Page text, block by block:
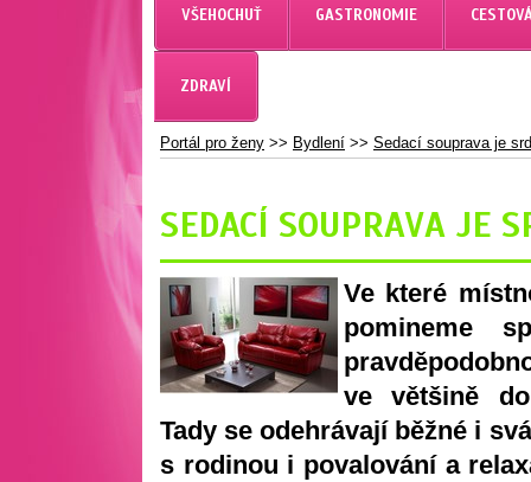
VŠEHOCHUŤ GASTRONOMIE
ZDRAVÍ
Portál pro ženy >> Bydlení >> Sedací souprava je
SEDACÍ SOUPRAVA JE
Ve které
pomineme
ve většině
Tady se odehrávají běžné i
s rodinou i povalování a